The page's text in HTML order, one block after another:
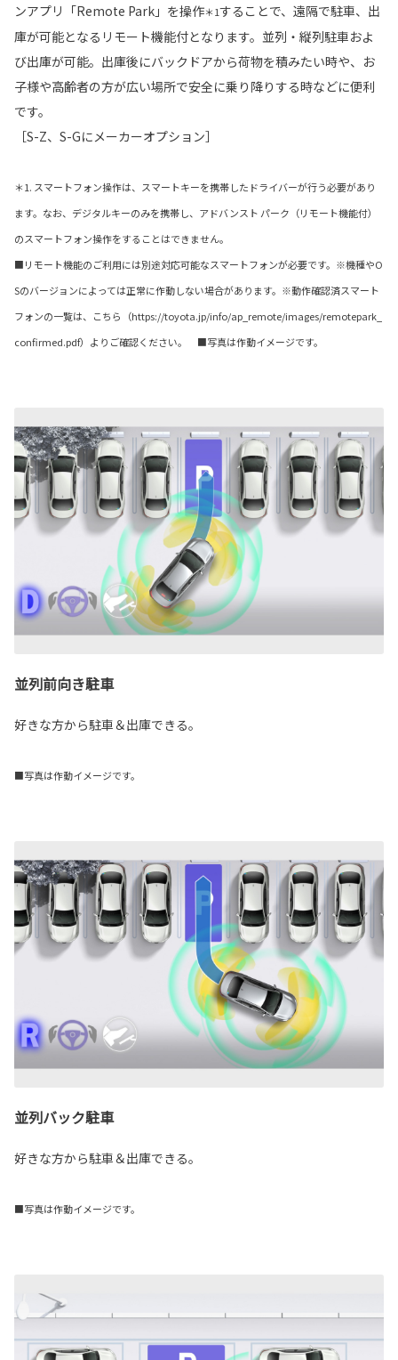
ンアプリ「Remote Park」を操作＊1することで、遠隔で駐車、出
庫が可能となるリモート機能付となります。並列・縦列駐車およ
び出庫が可能。出庫後にバックドアから荷物を積みたい時や、お
子様や高齢者の方が広い場所で安全に乗り降りする時などに便利
です。
［S-Z、S-Gにメーカーオプション］
＊1. スマートフォン操作は、スマートキーを携帯したドライバーが行う必要があり
ます。なお、デジタルキーのみを携帯し、アドバンスト パーク（リモート機能付）
のスマートフォン操作をすることはできません。
■リモート機能のご利用には別途対応可能なスマートフォンが必要です。※機種やO
Sのバージョンによっては正常に作動しない場合があります。※動作確認済スマート
フォンの一覧は、こちら（https://toyota.jp/info/ap_remote/images/remotepark_
confirmed.pdf）よりご確認ください。 ■写真は作動イメージです。
並列前向き駐車
好きな方から駐車＆出庫できる。
■写真は作動イメージです。
並列バック駐車
好きな方から駐車＆出庫できる。
■写真は作動イメージです。